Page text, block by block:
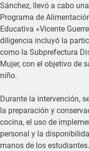
Sánchez, llevó a cabo
Programa de
Educativa «Vicente
diligencia incluyó la
como la Subprefectura
Mujer, con el objetivo de
niño.
Durante la intervención,
la preparación y
cocina, el uso de
personal y la
manos de los